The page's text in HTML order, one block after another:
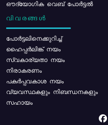
ഔദ്യോഗിക വെബ് പോർട്ടൽ
വിവരങ്ങൾ
പോര്‍ട്ടലിനെക്കുറിച്ച്
ഹൈപ്പർലിങ്ക് നയം
സ്വകാര്യതാ നയം
നിരാകരണം
പകർപ്പവകാശ നയം
വ്യവസ്ഥകളും നിബന്ധനകളും
സഹായം